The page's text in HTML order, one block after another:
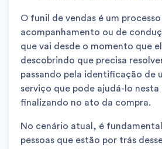
O funil de vendas é um
acompanhamento ou de
que vai desde o momento que
descobrindo que precisa
passando pela identificação de
serviço que pode ajudá-lo
finalizando no ato da compra.
No cenário atual, é
pessoas que estão por trás